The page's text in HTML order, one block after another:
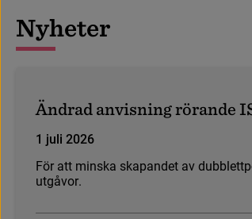
Nyheter
Ändradanvisningrörande I
1 juli 2026
För att minska skapandet av dubblettp
utgåvor.